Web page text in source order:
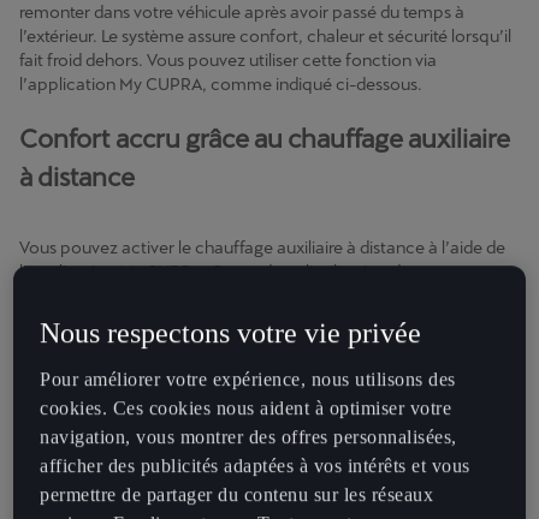
remonter dans votre véhicule après avoir passé du temps à
l’extérieur. Le système assure confort, chaleur et sécurité lorsqu’il
fait froid dehors. Vous pouvez utiliser cette fonction via
l’application My CUPRA, comme indiqué ci-dessous.
Confort accru grâce au chauffage auxiliaire
à distance
Vous pouvez activer le chauffage auxiliaire à distance à l’aide de
l’application My CUPRA. Cependant, l’utilisation de cette
stationnaire. Il s’agit d’un équipement CUPRA en option pour les
modèles CUPRA Ateca et Leon NF.
Les voitures telles que la CUPRA Leon/Formentor activent le
système de chauffage automatiquement en fonction de
l’environnement. Sur l’Ateca, vous devez activer cette fonction
manuellement.
La fonction permet d’activer le S-Pin pour garantir que personne
Nous respectons votre vie privée
Pour améliorer votre expérience, nous utilisons des
cookies. Ces cookies nous aident à optimiser votre
navigation, vous montrer des offres personnalisées,
afficher des publicités adaptées à vos intérêts et vous
permettre de partager du contenu sur les réseaux